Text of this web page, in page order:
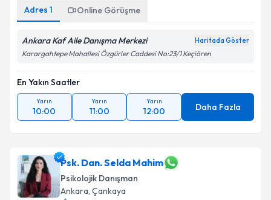
Adres 1 Online Görüşme
Ankara Kaf Aile Danışma Merkezi Haritada Göster
Karargahtepe Mahallesi Özgürler Caddesi No:23/1 Keçiören
En Yakın Saatler
Yarın
10:00
Yarın
11:00
Yarın
12:00 Daha Fazla
Psk. Dan. Selda Mahim
Psikolojik Danışman
Ankara, Çankaya